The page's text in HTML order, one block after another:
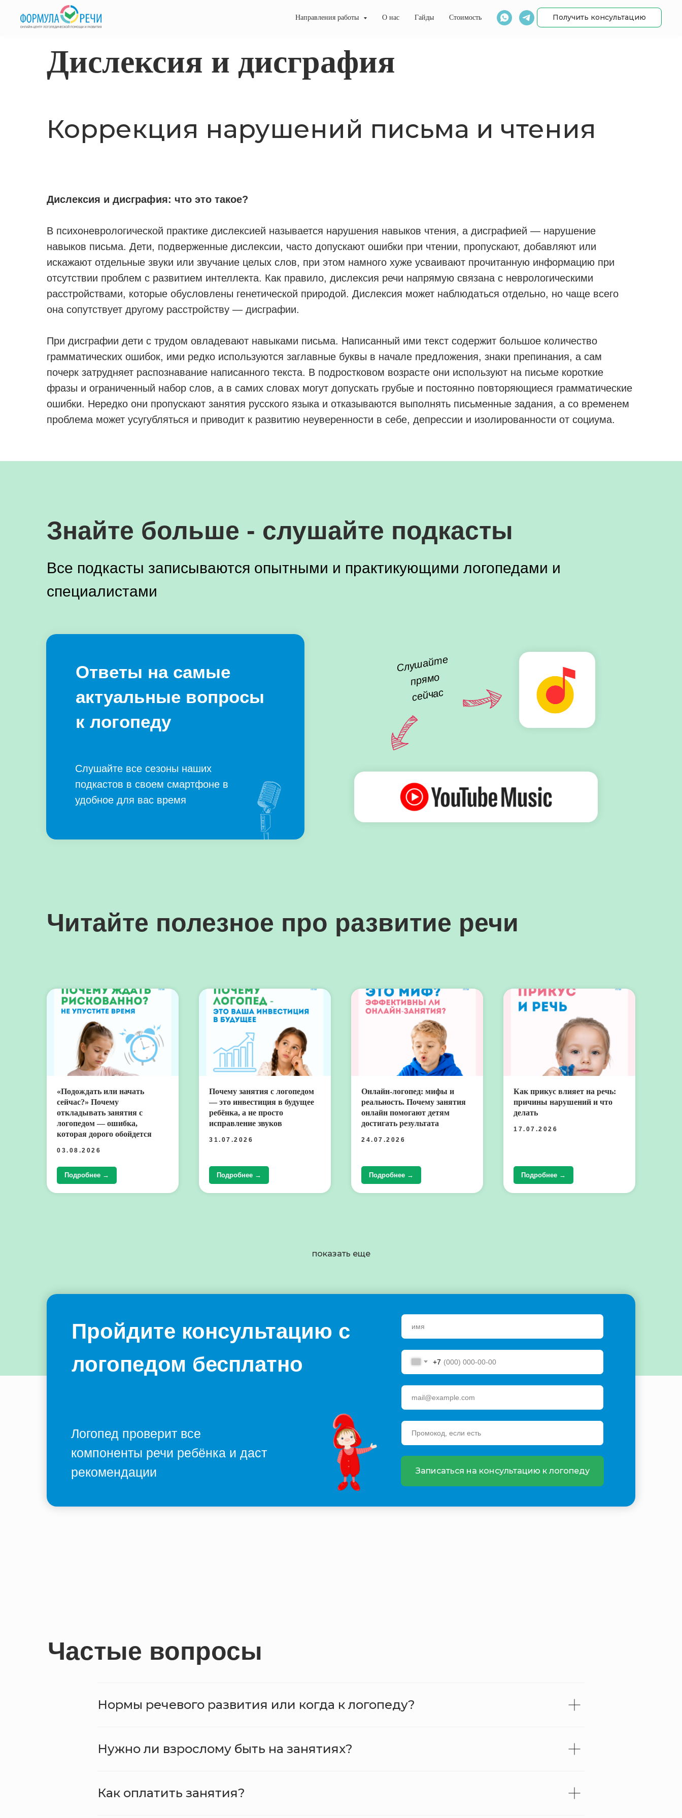
Направления работы О нас Гайды Стоимость Получить консультацию
Дислексия и дисграфия
Коррекция нарушений письма и чтения
Дислексия и дисграфия: что это такое?
В психоневрологической практике дислексией называется нарушения навыков чтения, а дисграфией — нарушение
навыков письма. Дети, подверженные дислексии, часто допускают ошибки при чтении, пропускают, добавляют или
искажают отдельные звуки или звучание целых слов, при этом намного хуже усваивают прочитанную информацию при
отсутствии проблем с развитием интеллекта. Как правило, дислексия речи напрямую связана с неврологическими
расстройствами, которые обусловлены генетической природой. Дислексия может наблюдаться отдельно, но чаще всего
она сопутствует другому расстройству — дисграфии.
При дисграфии дети с трудом овладевают навыками письма. Написанный ими текст содержит большое количество
грамматических ошибок, ими редко используются заглавные буквы в начале предложения, знаки препинания, а сам
почерк затрудняет распознавание написанного текста. В подростковом возрасте они используют на письме короткие
фразы и ограниченный набор слов, а в самих словах могут допускать грубые и постоянно повторяющиеся грамматические
ошибки. Нередко они пропускают занятия русского языка и отказываются выполнять письменные задания, а со временем
проблема может усугубляться и приводит к развитию неуверенности в себе, депрессии и изолированности от социума.
Знайте больше - слушайте подкасты
Все подкасты записываются опытными и практикующими логопедами и
специалистами
Слу
шай
те
пря
мо
сейчас
Ответы на самые
актуальные вопросы
к логопеду
Слушайте все сезоны наших
подкастов в своем смартфоне в
удобное для вас время
Читайте полезное про развитие речи
«Подождать или начать
сейчас?» Почему
откладывать занятия с
логопедом — ошибка,
которая дорого обойдется
03.08.2026
Подробнее →
Почему занятия с логопедом
— это инвестиция в будущее
ребёнка, а не просто
исправление звуков
31.07.2026
Подробнее →
Онлайн-логопед: мифы и
реальность. Почему занятия
онлайн помогают детям
достигать результата
24.07.2026
Подробнее →
Как прикус влияет на речь:
причины нарушений и что
делать
17.07.2026
Подробнее →
показать еще
Пройдите консультацию с
логопедом бесплатно
+7
Записаться на консультацию к логопеду
Логопед проверит все
компоненты речи ребёнка и даст
рекомендации
Частые вопросы
Нормы речевого развития или когда к логопеду?
Нужно ли взрослому быть на занятиях?
Как оплатить занятия?